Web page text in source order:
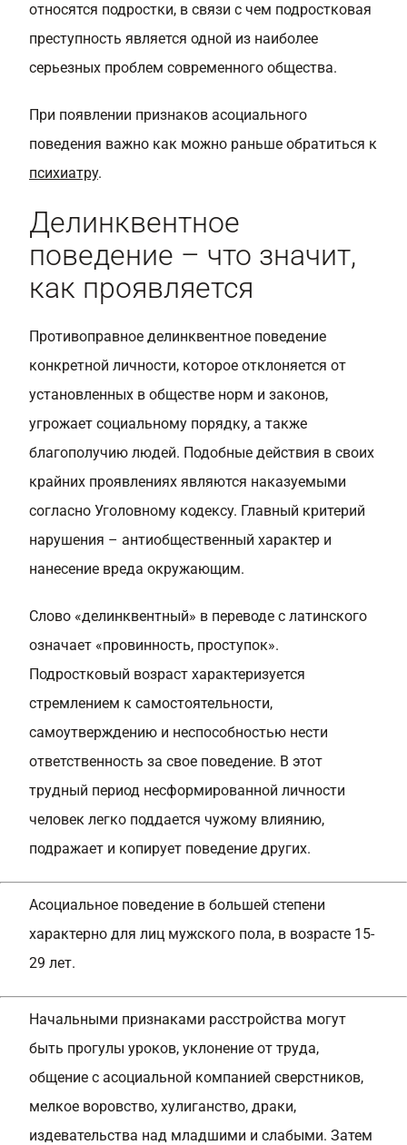
относятся подростки, в связи с чем подростковая
преступность является одной из наиболее
серьезных проблем современного общества.
При появлении признаков асоциального
поведения важно как можно раньше обратиться к
психиатру.
Делинквентное
поведение – что значит,
как проявляется
Противоправное делинквентное поведение
конкретной личности, которое отклоняется от
установленных в обществе норм и законов,
угрожает социальному порядку, а также
благополучию людей. Подобные действия в своих
крайних проявлениях являются наказуемыми
согласно Уголовному кодексу. Главный критерий
нарушения – антиобщественный характер и
нанесение вреда окружающим.
Слово «делинквентный» в переводе с латинского
означает «провинность, проступок».
Подростковый возраст характеризуется
стремлением к самостоятельности,
самоутверждению и неспособностью нести
ответственность за свое поведение. В этот
трудный период несформированной личности
человек легко поддается чужому влиянию,
подражает и копирует поведение других.
Асоциальное поведение в большей степени
характерно для лиц мужского пола, в возрасте 15-
29 лет.
Начальными признаками расстройства могут
быть прогулы уроков, уклонение от труда,
общение с асоциальной компанией сверстников,
мелкое воровство, хулиганство, драки,
издевательства над младшими и слабыми. Затем